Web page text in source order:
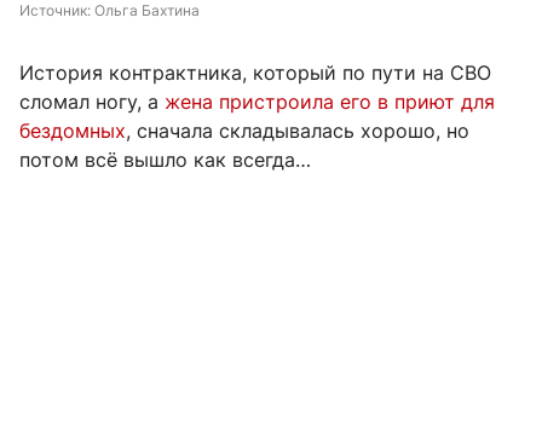
Источник: Ольга Бахтина
История контрактника, который по пути на СВО
сломал ногу, а жена пристроила его в приют для
бездомных, сначала складывалась хорошо, но
потом всё вышло как всегда…